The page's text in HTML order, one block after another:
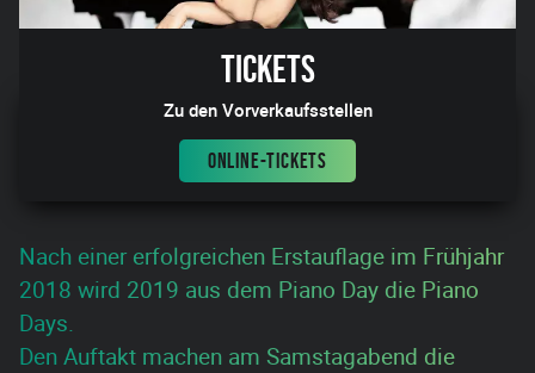
Tickets
Zu den Vorverkaufsstellen
ONLINE-TICKETS
Nach einer erfolgreichen Erstauflage im Frühjahr
2018 wird 2019 aus dem Piano Day die Piano
Days.
Den Auftakt machen am Samstagabend die